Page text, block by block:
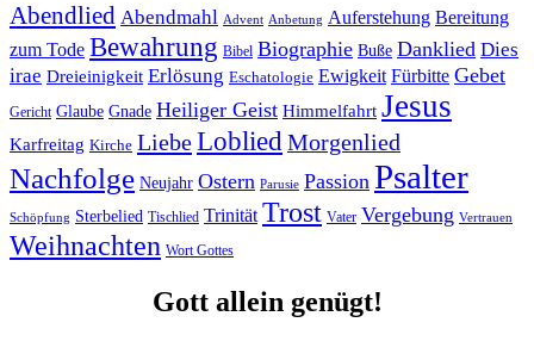
Abendlied Abendmahl Advent Anbetung Auferstehung Bereitung
zum Tode Bewahrung Bibel Biographie Buße Danklied Dies
irae Dreieinigkeit Erlösung Eschatologie Ewigkeit Fürbitte Gebet
Gericht Glaube Gnade Heiliger Geist Himmelfahrt Jesus
Karfreitag Kirche LiebeLobliedMorgenlied
Nachfolge Neujahr Ostern Parusie Passion Psalter
Schöpfung Sterbelied Tischlied Trinität Trost Vater Vergebung Vertrauen
Weihnachten Wort Gottes
Gott allein genügt!